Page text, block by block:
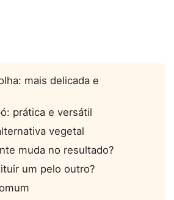
mais delicada e
prática e versátil
vegetal
muda no resultado?
um pelo outro?